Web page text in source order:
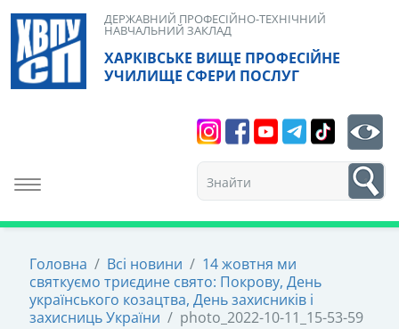
Skip
content
ХАРКІВСЬКЕ ВИЩЕ ПРОФЕСІЙНЕ
УЧИЛИЩЕ СФЕРИ ПОСЛУГ
ДЕРЖАВНИЙ ПРОФЕСІЙНО-ТЕХНІЧНИЙ
НАВЧАЛЬНИЙ ЗАКЛАД
Toggle navigation
1
Головна / Всі новини / 14 жовтня ми
святкуємо триєдине свято: Покрову, День
українського козацтва, День захисників і
захисниць України / photo_2022-10-11_15-53-59